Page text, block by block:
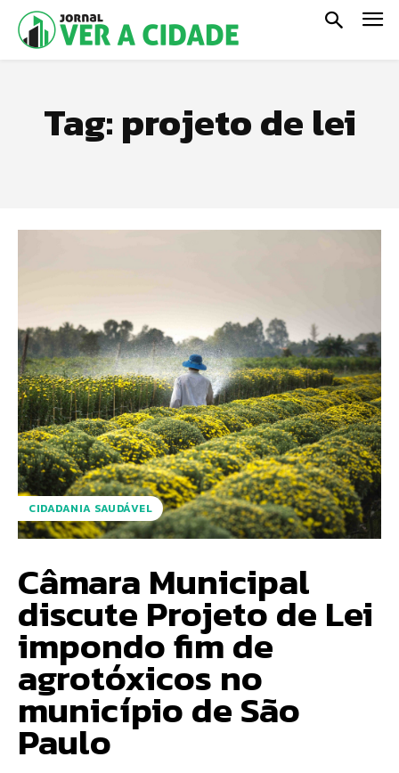
Tag:projeto de lei
CIDADANIA SAUDÁVEL
Câmara Municipal
discute Projeto de Lei
impondo fim de
agrotóxicos no
município de São
Paulo